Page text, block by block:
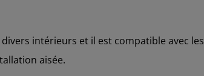
intérieurs et il est compatible avec les
aisée.